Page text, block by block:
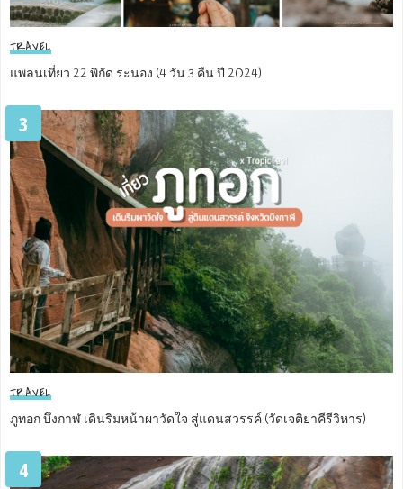
TRAVEL
แพลนเที่ยว 22 พิกัด ระนอง (4 วัน 3 คืน ปี 2024)
3
TRAVEL
ภูทอก บึงกาฬ เดินริมหน้าผาวัดใจ สู่แดนสวรรค์ (วัดเจติยาคีรีวิหาร)
4